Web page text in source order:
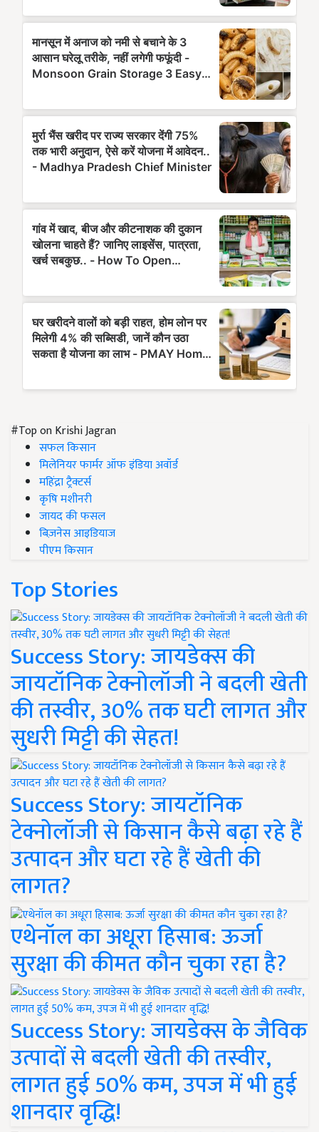
#Top on Krishi Jagran
सफल किसान
मिलेनियर फार्मर ऑफ इंडिया अवॉर्ड
महिंद्रा ट्रैक्टर्स
कृषि मशीनरी
जायद की फसल
बिज़नेस आइडियाज
पीएम किसान
Top Stories
Success Story: जायडेक्स की
जायटॉनिक टेक्नोलॉजी ने बदली खेती
की तस्वीर, 30% तक घटी लागत और
सुधरी मिट्टी की सेहत!
Success Story: जायटॉनिक
टेक्नोलॉजी से किसान कैसे बढ़ा रहे हैं
उत्पादन और घटा रहे हैं खेती की
लागत?
एथेनॉल का अधूरा हिसाब: ऊर्जा
सुरक्षा की कीमत कौन चुका रहा है?
Success Story: जायडेक्स के जैविक
उत्पादों से बदली खेती की तस्वीर,
लागत हुई 50% कम, उपज में भी हुई
शानदार वृद्धि!